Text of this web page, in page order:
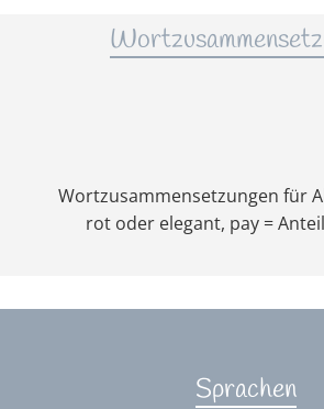
Wortzusammensetzungen für
rot oder elegant, pay =
Sprachen